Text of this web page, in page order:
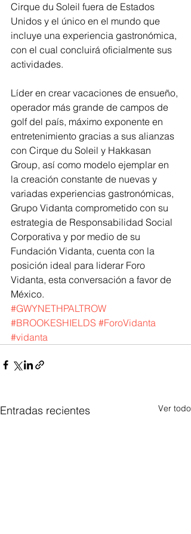
Cirque du Soleil fuera de Estados
Unidos y el único en el mundo que
incluye una experiencia gastronómica,
con el cual concluirá oficialmente sus
actividades.
Líder en crear vacaciones de ensueño,
operador más grande de campos de
golf del país, máximo exponente en
entretenimiento gracias a sus alianzas
con Cirque du Soleil y Hakkasan
Group, así como modelo ejemplar en
la creación constante de nuevas y
variadas experiencias gastronómicas,
Grupo Vidanta comprometido con su
estrategia de Responsabilidad Social
Corporativa y por medio de su
Fundación Vidanta, cuenta con la
posición ideal para liderar Foro
Vidanta, esta conversación a favor de
México.
#GWYNETHPALTROW
#BROOKESHIELDS #ForoVidanta
#vidanta
Entradas recientes Ver todo